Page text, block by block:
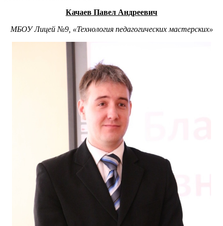
Качаев Павел Андреевич
МБОУ Лицей №9, «Технология педагогических мастерских»